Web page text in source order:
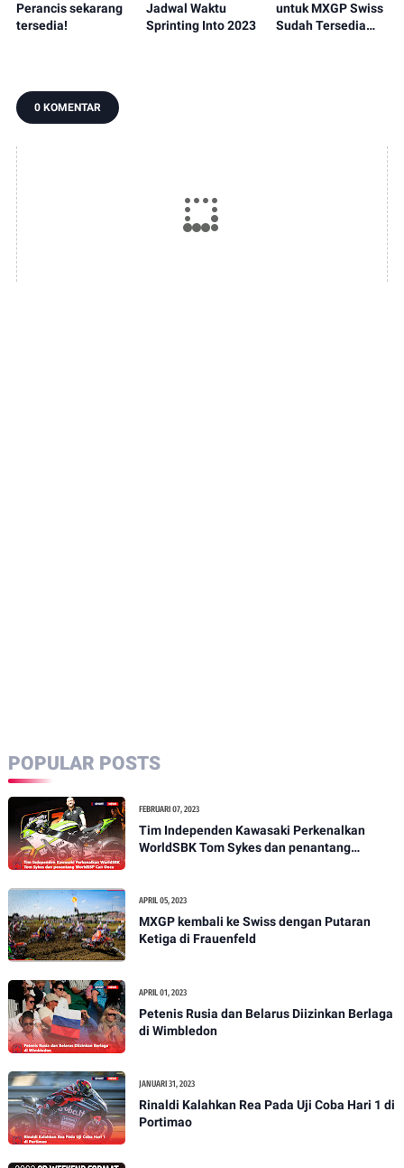
Perancis sekarang
tersedia!
Jadwal Waktu
Sprinting Into 2023
untuk MXGP Swiss
Sudah Tersedia
0 KOMENTAR
POPULAR POSTS
FEBRUARI 07, 2023
Tim Independen Kawasaki Perkenalkan
WorldSBK Tom Sykes dan penantang
APRIL 05, 2023
MXGP kembali ke Swiss dengan Putaran
Ketiga di Frauenfeld
APRIL 01, 2023
Petenis Rusia dan Belarus Diizinkan Berlaga
di Wimbledon
JANUARI 31, 2023
Rinaldi Kalahkan Rea Pada Uji Coba Hari 1 di
Portimao